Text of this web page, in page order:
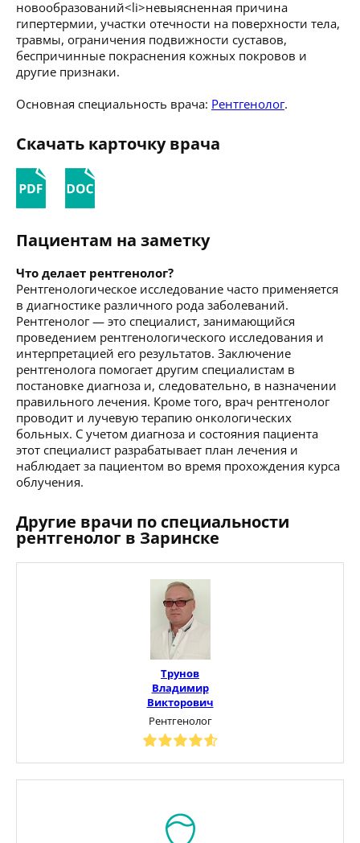
новообразований<li>невыясненная причина
гипертермии, участки отечности на поверхности тела,
травмы, ограничения подвижности суставов,
беспричинные покраснения кожных покровов и
другие признаки.
Основная специальность врача: Рентгенолог.
Скачать карточку врача
Пациентам на заметку
Что делает рентгенолог?
Рентгенологическое исследование часто применяется
в диагностике различного рода заболеваний.
Рентгенолог — это специалист, занимающийся
проведением рентгенологического исследования и
интерпретацией его результатов. Заключение
рентгенолога помогает другим специалистам в
постановке диагноза и, следовательно, в назначении
правильного лечения. Кроме того, врач рентгенолог
проводит и лучевую терапию онкологических
больных. С учетом диагноза и состояния пациента
этот специалист разрабатывает план лечения и
наблюдает за пациентом во время прохождения курса
облучения.
Другие врачи по специальности
рентгенолог в Заринске
Трунов
Владимир
Викторович
Рентгенолог